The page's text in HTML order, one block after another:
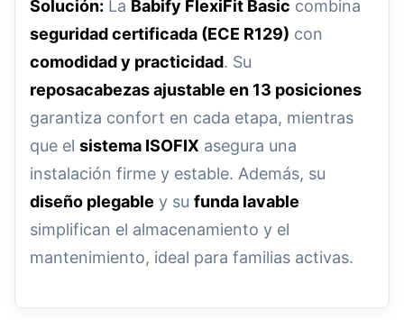
Solución: La Babify FlexiFit Basic combina
seguridad certificada (ECE R129) con
comodidad y practicidad. Su
reposacabezas ajustable en 13 posiciones
garantiza confort en cada etapa, mientras
que el sistema ISOFIX asegura una
instalación firme y estable. Además, su
diseño plegable y su funda lavable
simplifican el almacenamiento y el
mantenimiento, ideal para familias activas.